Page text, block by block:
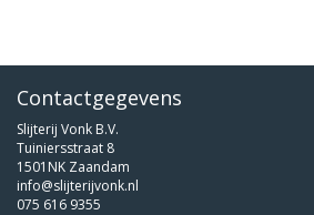
Contactgegevens
Slijterij Vonk B.V.
Tuiniersstraat 8
1501NK Zaandam
info@slijterijvonk.nl
075 616 9355